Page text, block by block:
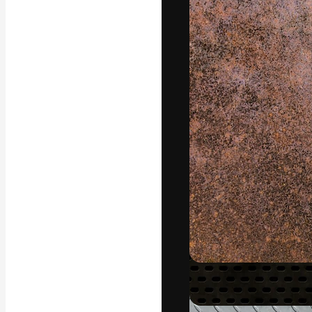
La piattaforma
migliori lavori.
creativi,
Italiano
Copyright © 2010-